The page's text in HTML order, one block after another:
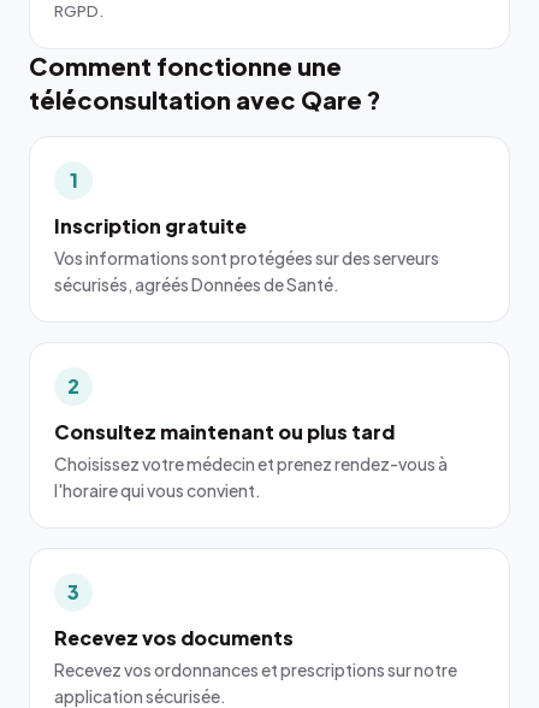
RGPD.
Comment fonctionne une
téléconsultation avec Qare ?
1
Inscription gratuite
Vos informations sont protégées sur des serveurs
sécurisés, agréés Données de Santé.
2
Consultez maintenant ou plus tard
Choisissez votre médecin et prenez rendez-vous à
l'horaire qui vous convient.
3
Recevez vos documents
Recevez vos ordonnances et prescriptions sur notre
application sécurisée.